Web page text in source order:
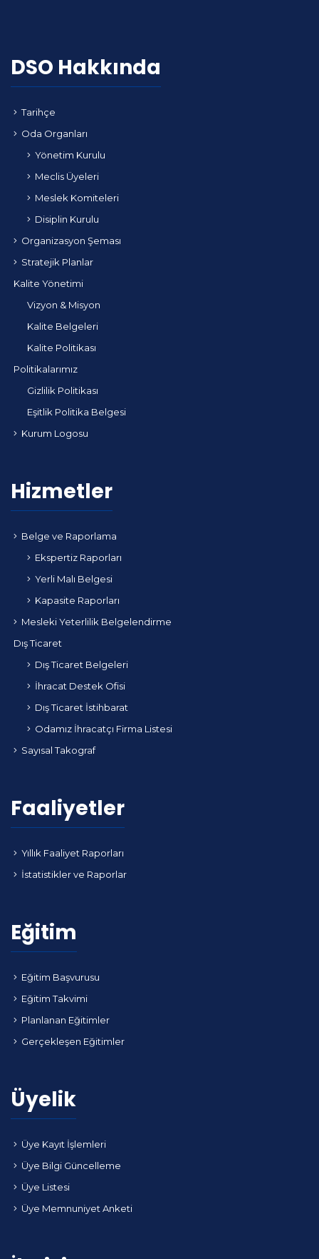
DSO Hakkında
Tarihçe
Oda Organları
Yönetim Kurulu
Meclis Üyeleri
Meslek Komiteleri
Disiplin Kurulu
Organizasyon Şeması
Stratejik Planlar
Kalite Yönetimi
Vizyon & Misyon
Kalite Belgeleri
Kalite Politikası
Politikalarımız
Gizlilik Politikası
Eşitlik Politika Belgesi
Kurum Logosu
Hizmetler
Belge ve Raporlama
Ekspertiz Raporları
Yerli Malı Belgesi
Kapasite Raporları
Mesleki Yeterlilik Belgelendirme
Dış Ticaret
Dış Ticaret Belgeleri
İhracat Destek Ofisi
Dış Ticaret İstihbarat
Odamız İhracatçı Firma Listesi
Sayısal Takograf
Faaliyetler
Yıllık Faaliyet Raporları
İstatistikler ve Raporlar
Eğitim
Eğitim Başvurusu
Eğitim Takvimi
Planlanan Eğitimler
Gerçekleşen Eğitimler
Üyelik
Üye Kayıt İşlemleri
Üye Bilgi Güncelleme
Üye Listesi
Üye Memnuniyet Anketi